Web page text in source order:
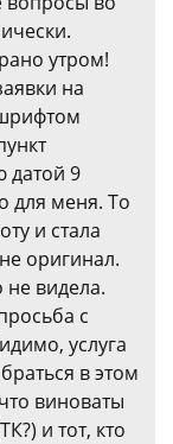
утром!
на
датой 9
для меня. То
и стала
оригинал.
видела.
с
услуга
в этом
виноваты
и тот, кто